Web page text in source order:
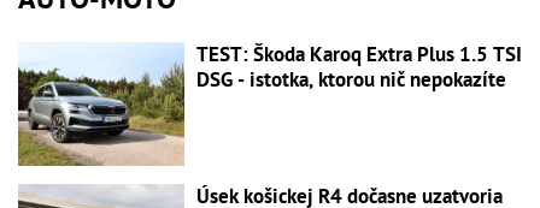
TEST: Škoda Karoq Extra Plus 1.5 TSI
DSG - istotka, ktorou nič nepokazíte
Úsek košickej R4 dočasne uzatvoria